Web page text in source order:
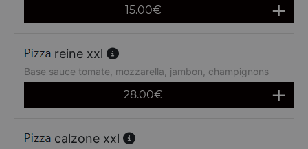
15.00€
reine xxl
Base sauce tomate, mozzarella, jambon, champignons
28.00€
calzone xxl